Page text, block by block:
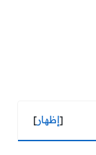
[إظهار]